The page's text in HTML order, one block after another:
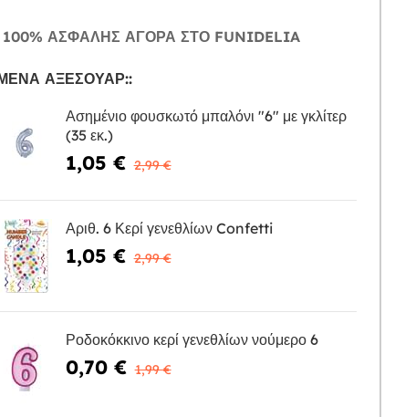
100% ΑΣΦΑΛΉΣ ΑΓΟΡΆ ΣΤΟ FUNIDELIA
ΑΞΕΣΟΥΆΡ::
Ασημένιο φουσκωτό μπαλόνι "6" με γκλίτερ
(35 εκ.)
1,05 € 2,99 €
Αριθ. 6 Κερί γενεθλίων Confetti
1,05 € 2,99 €
Ροδοκόκκινο κερί γενεθλίων νούμερο 6
0,70 € 1,99 €